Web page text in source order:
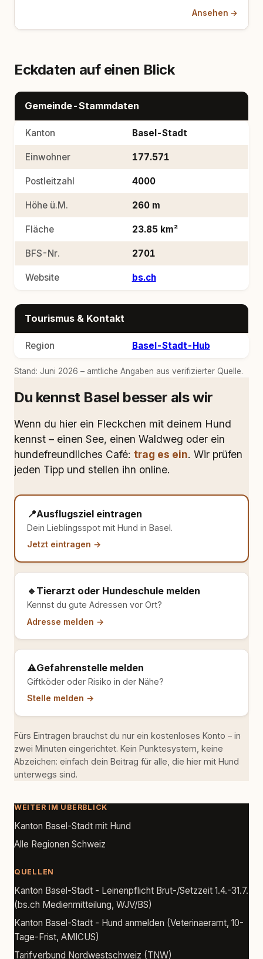
Ansehen →
Eckdaten auf einen Blick
Gemeinde-Stammdaten
Kanton Basel-Stadt
Einwohner 177.571
Postleitzahl 4000
Höhe ü.M. 260 m
Fläche 23.85 km²
BFS-Nr. 2701
Website bs.ch
Tourismus & Kontakt
Region Basel-Stadt-Hub
Stand: Juni 2026 – amtliche Angaben aus verifizierter Quelle.
Du kennst Basel besser als wir
Wenn du hier ein Fleckchen mit deinem Hund
kennst – einen See, einen Waldweg oder ein
hundefreundliches Café: trag es ein. Wir prüfen
jeden Tipp und stellen ihn online.
📍Ausflugsziel eintragen
Dein Lieblingsspot mit Hund in Basel.
Jetzt eintragen →
🔹 Tierarzt oder Hundeschule melden
Kennst du gute Adressen vor Ort?
Adresse melden →
⚠️Gefahrenstelle melden
Giftköder oder Risiko in der Nähe?
Stelle melden →
Fürs Eintragen brauchst du nur ein kostenloses Konto – in
zwei Minuten eingerichtet. Kein Punktesystem, keine
Abzeichen: einfach dein Beitrag für alle, die hier mit Hund
unterwegs sind.
WEITER IM ÜBERBLICK
Kanton Basel-Stadt mit Hund
Alle Regionen Schweiz
QUELLEN
Kanton Basel-Stadt - Leinenpflicht Brut-/Setzzeit 1.4.-31.7.
(bs.ch Medienmitteilung, WJV/BS)
Kanton Basel-Stadt - Hund anmelden (Veterinaeramt, 10-
Tage-Frist, AMICUS)
Tarifverbund Nordwestschweiz (TNW)